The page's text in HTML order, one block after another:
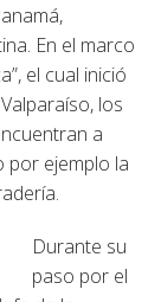
En el marco
el cual inició
los
a
por ejemplo la
Durante su
paso por el